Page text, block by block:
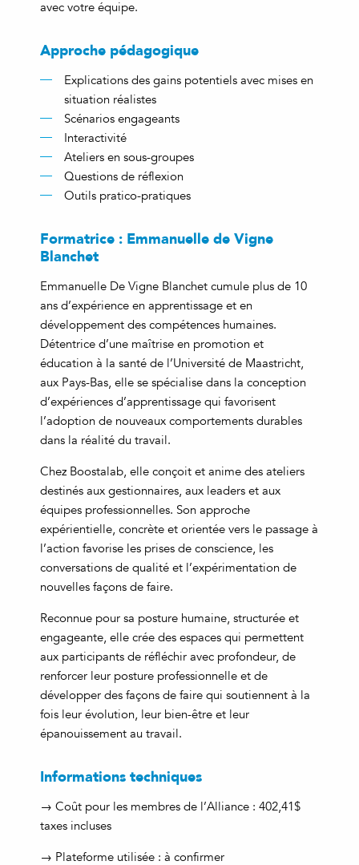
avec votre équipe.
Approche pédagogique
Explications des gains potentiels avec mises en
situation réalistes
Scénarios engageants
Interactivité
Ateliers en sous-groupes
Questions de réflexion
Outils pratico-pratiques
Formatrice : Emmanuelle de Vigne
Blanchet
Emmanuelle De Vigne Blanchet cumule plus de 10
ans d’expérience en apprentissage et en
développement des compétences humaines.
Détentrice d’une maîtrise en promotion et
éducation à la santé de l’Université de Maastricht,
aux Pays-Bas, elle se spécialise dans la conception
d’expériences d’apprentissage qui favorisent
l’adoption de nouveaux comportements durables
dans la réalité du travail.
Chez Boostalab, elle conçoit et anime des ateliers
destinés aux gestionnaires, aux leaders et aux
équipes professionnelles. Son approche
expérientielle, concrète et orientée vers le passage à
l’action favorise les prises de conscience, les
conversations de qualité et l’expérimentation de
nouvelles façons de faire.
Reconnue pour sa posture humaine, structurée et
engageante, elle crée des espaces qui permettent
aux participants de réfléchir avec profondeur, de
renforcer leur posture professionnelle et de
développer des façons de faire qui soutiennent à la
fois leur évolution, leur bien-être et leur
épanouissement au travail.
Informations techniques
→ Coût pour les membres de l’Alliance : 402,41$
taxes incluses
→ Plateforme utilisée : à confirmer